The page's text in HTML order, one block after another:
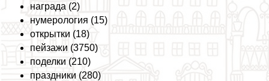
награда (2)
нумерология (15)
открытки (18)
пейзажи (3750)
поделки (210)
праздники (280)